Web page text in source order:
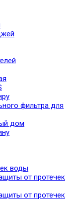
фильтра для
дом
воды
от протечек
от протечек